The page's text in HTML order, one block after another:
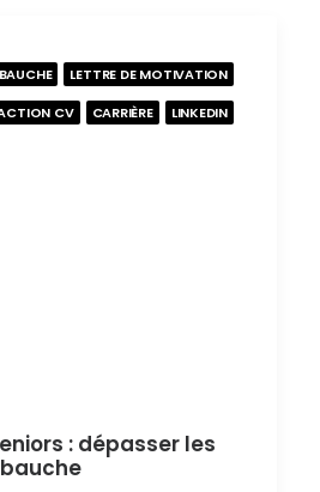
LETTRE DE MOTIVATION
CV
CARRIÈRE LINKEDIN
: dépasser les